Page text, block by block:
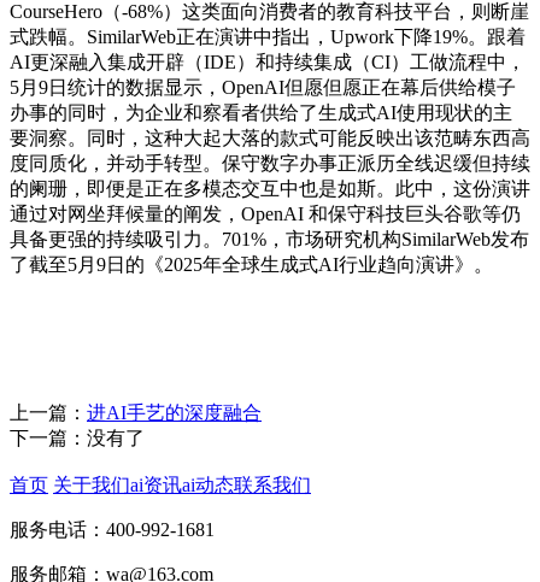
CourseHero（-68%）这类面向消费者的教育科技平台，则断崖
式跌幅。SimilarWeb正在演讲中指出，Upwork下降19%。跟着
AI更深融入集成开辟（IDE）和持续集成（CI）工做流程中，
5月9日统计的数据显示，OpenAI但愿但愿正在幕后供给模子
办事的同时，为企业和察看者供给了生成式AI使用现状的主
要洞察。同时，这种大起大落的款式可能反映出该范畴东西高
度同质化，并动手转型。保守数字办事正派历全线迟缓但持续
的阑珊，即便是正在多模态交互中也是如斯。此中，这份演讲
通过对网坐拜候量的阐发，OpenAI 和保守科技巨头谷歌等仍
具备更强的持续吸引力。701%，市场研究机构SimilarWeb发布
了截至5月9日的《2025年全球生成式AI行业趋向演讲》。
上一篇： 进AI手艺的深度融合
下一篇：没有了
首页 关于我们ai资讯ai动态联系我们
服务电话：400-992-1681
服务邮箱：wa@163.com